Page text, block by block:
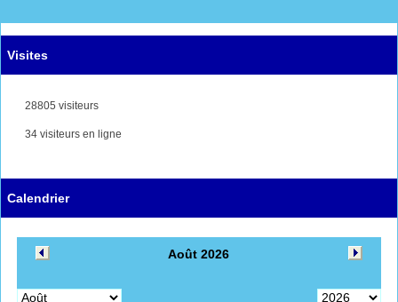
Visites
28805 visiteurs
34 visiteurs en ligne
Calendrier